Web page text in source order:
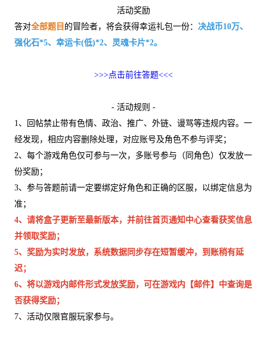
活动奖励
答对全部题目 的冒险者，将会获得幸运礼包一份： 决战币10万、
强化石*5、幸运卡(低)*2、灵魂卡片*2。
>>>点击前往答题<<<
- 活动规则 -
1、回帖禁止带有色情、政治、推广、外链、谩骂等违规内容。一
经发现，相应内容删除处理，对应账号及角色不参与评奖；
2、每个游戏角色仅可参与一次，多账号参与（同角色）仅发放一
份奖励；
3、参与答题前请一定要绑定好角色和正确的区服，以绑定信息为
准；
4、请将盒子更新至最新版本，并前往首页通知中心查看获奖信息
并领取奖励；
5、奖励为实时发放，系统数据同步存在短暂缓冲，到账稍有延
迟；
6、将以游戏内邮件形式发放奖励，可在游戏内【邮件】中查询是
否获得奖励；
7、活动仅限官服玩家参与。